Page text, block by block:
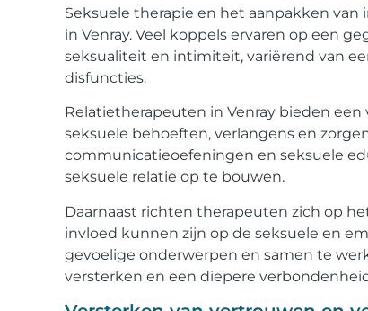
Seksuele therapie en het aanpakken
in Venray. Veel koppels ervaren op een
seksualiteit en intimiteit, variërend van
disfuncties.
Relatietherapeuten in Venray bieden
seksuele behoeften, verlangens en
communicatieoefeningen en seksuele
seksuele relatie op te bouwen.
Daarnaast richten therapeuten zich op
invloed kunnen zijn op de seksuele en
gevoelige onderwerpen en samen te
versterken en een diepere